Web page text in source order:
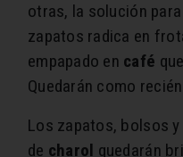
otras, la solución
zapatos radica en
empapado en café
Quedarán como
Los zapatos, bolsos
de charol quedarán